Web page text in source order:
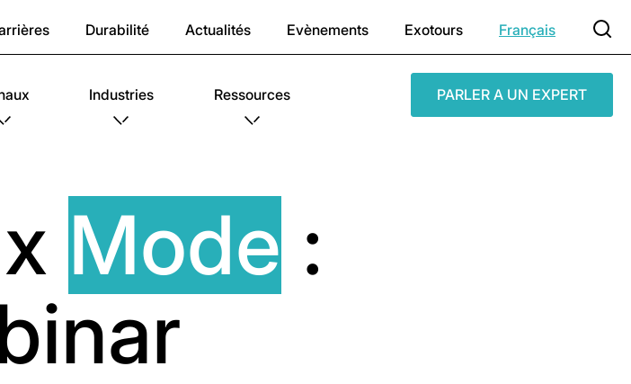
Durabilité Actualités Evènements Exotours Français
Industries Ressources PARLER A UN EXPERT
Mode :